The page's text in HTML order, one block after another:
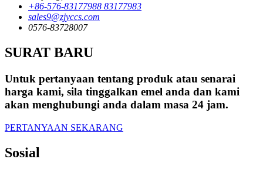
+86-576-83177988 83177983
sales9@zjyccs.com
0576-83728007
SURAT BARU
Untuk pertanyaan tentang produk atau senarai
harga kami, sila tinggalkan emel anda dan kami
akan menghubungi anda dalam masa 24 jam.
PERTANYAAN SEKARANG
Sosial